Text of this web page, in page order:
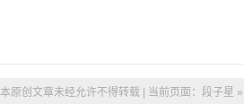
本原创文章未经允许不得转载 | 当前页面： 段子星 »